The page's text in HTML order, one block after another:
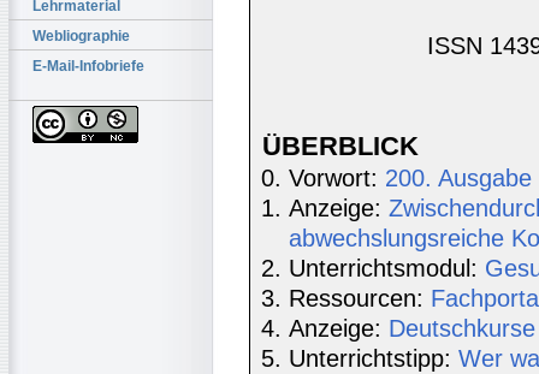
Lehrmaterial
Webliographie
E-Mail-Infobriefe
ISSN
ÜBERBLICK
Vorwort: 200. Ausgabe
Anzeige:
abwechslungsreiche
Unterrichtsmodul:
Ressourcen:
Anzeige:
Unterrichtstipp: Wer